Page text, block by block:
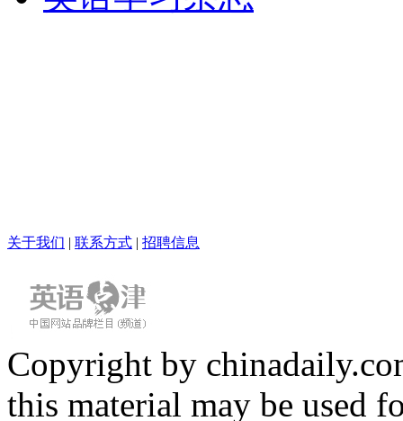
关于我们 | 联系方式 | 招聘信息
Copyright by
this material may be used